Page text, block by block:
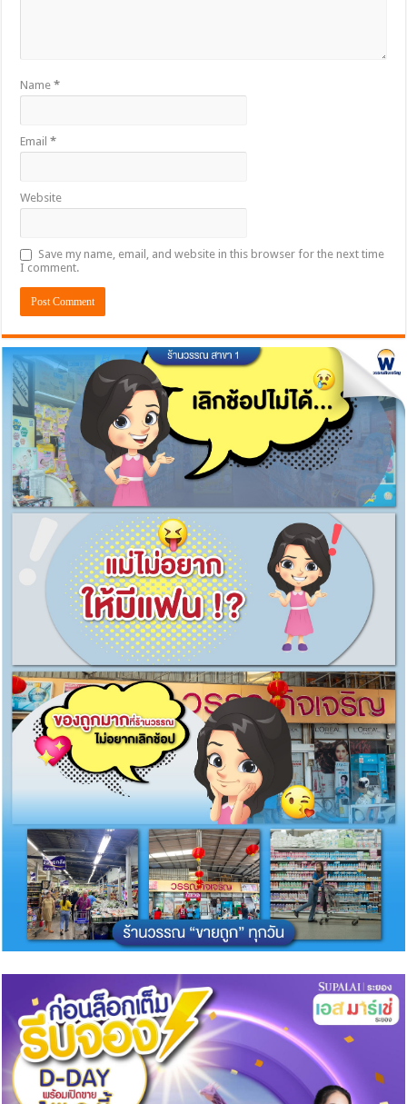
Name*
Email*
Website
Save my name, email, and website in this browser for the next time
I comment.